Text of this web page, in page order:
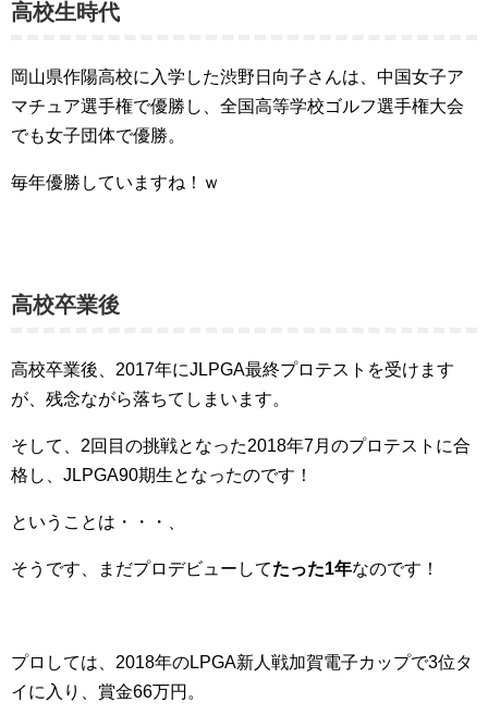
高校生時代
岡山県作陽高校に入学した渋野日向子さんは、中国女子ア
マチュア選手権で優勝し、全国高等学校ゴルフ選手権大会
でも女子団体で優勝。
毎年優勝していますね！ｗ
高校卒業後
高校卒業後、2017年にJLPGA最終プロテストを受けます
が、残念ながら落ちてしまいます。
そして、2回目の挑戦となった2018年7月のプロテストに合
格し、JLPGA90期生となったのです！
ということは・・・、
そうです、まだプロデビューしてたった1年なのです！
プロしては、2018年のLPGA新人戦加賀電子カップで3位タ
イに入り、賞金66万円。